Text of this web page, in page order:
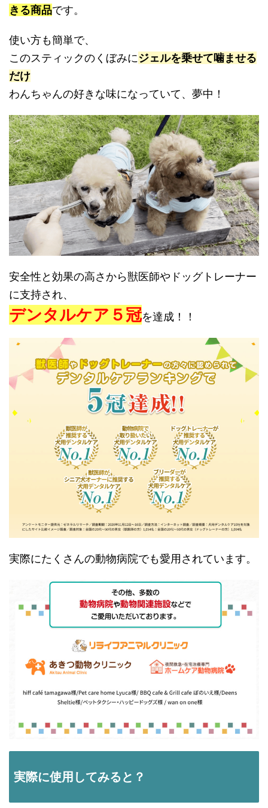
きる商品です。
使い方も簡単で、
このスティックのくぼみにジェルを乗せて噛ませる
だけ
わんちゃんの好きな味になっていて、夢中！
安全性と効果の高さから獣医師やドッグトレーナー
に支持され、
デンタルケア５冠を達成！！
実際にたくさんの動物病院でも愛用されています。
実際に使用してみると？